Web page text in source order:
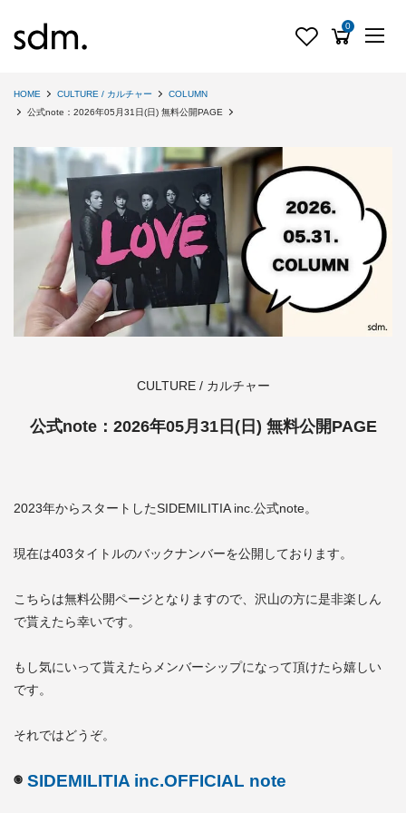
0
HOME CULTURE / カルチャー
COLUMN
公式note：2026年05月31日(日) 無料公開PAGE
CULTURE / カルチャー
公式note：2026年05月31日(日) 無料公開PAGE
2023年からスタートしたSIDEMILITIA inc.公式note。
現在は403タイトルのバックナンバーを公開しております。
こちらは無料公開ページとなりますので、沢山の方に是非楽しん
で貰えたら幸いです。
もし気にいって貰えたらメンバーシップになって頂けたら嬉しい
です。
それではどうぞ。
◉ SIDEMILITIA inc.OFFICIAL note